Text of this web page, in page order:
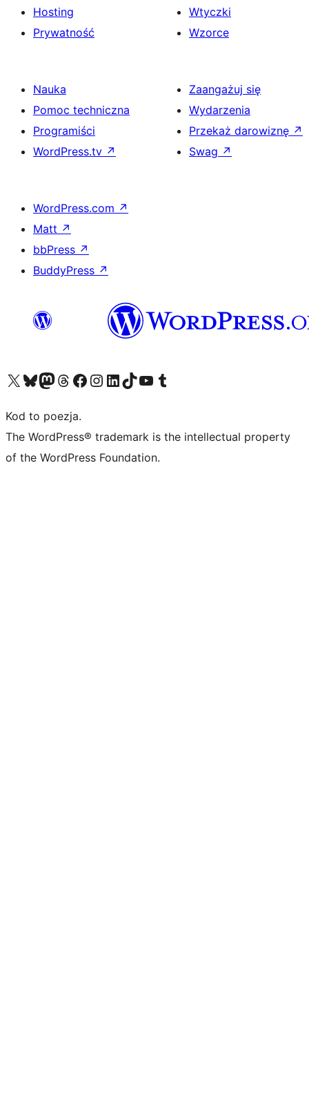
Hosting
Prywatność
Wtyczki
Wzorce
Nauka
Pomoc techniczna
Programiści
WordPress.tv ↗
Zaangażuj się
Wydarzenia
Przekaż darowiznę ↗
Swag ↗
WordPress.com ↗
Matt ↗
bbPress ↗
BuddyPress ↗
Odwiedź nasze konto X (dawniej Twitter)
Odwiedź nasze konto Bluesky
Odwiedź nasze konto na Mastodoncie
Odwiedź naszego Threadsa
Odwiedź naszego Facebooka
Odwiedź nasze konto na Instagramie
Odwiedź nasze konto na LinkedIn
Odwiedź naszego TikToka
Odwiedź nasz kanał YouTube
Odwiedź naszego Tumblra
Kod to poezja.
The WordPress® trademark is the intellectual property
of the WordPress Foundation.